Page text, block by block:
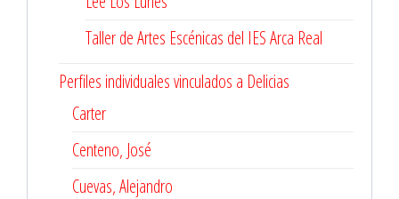
Taller de Artes Escénicas del IES Arca Real
Perfiles individuales vinculados a Delicias
Carter
Centeno, José
Cuevas, Alejandro